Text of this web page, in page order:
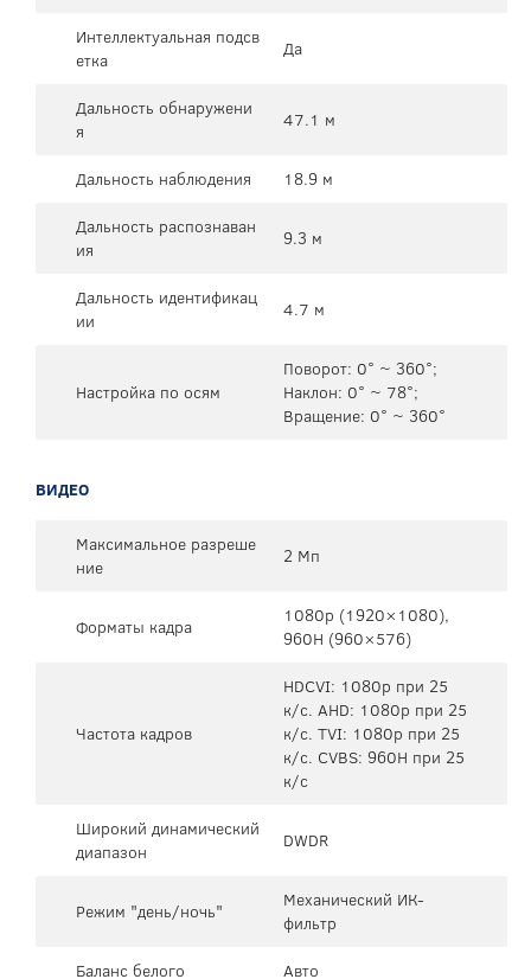
Интеллектуальная подсв
етка
Да
Дальность обнаружени
я
47.1 м
Дальность наблюдения
18.9 м
Дальность распознаван
ия
9.3 м
Дальность идентификац
ии
4.7 м
Настройка по осям
Поворот: 0° ~ 360°;
Наклон: 0° ~ 78°;
Вращение: 0° ~ 360°
ВИДЕО
Максимальное разреше
ние
2 Мп
Форматы кадра
1080p (1920×1080),
960H (960×576)
Частота кадров
HDCVI: 1080p при 25
к/с. AHD: 1080p при 25
к/с. TVI: 1080p при 25
к/с. CVBS: 960H при 25
к/с
Широкий динамический
диапазон
DWDR
Режим "день/ночь"
Механический ИК-
фильтр
Баланс белого
Авто